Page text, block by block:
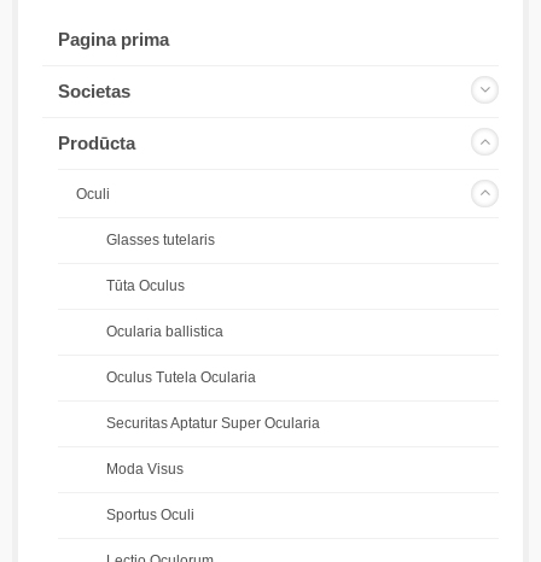
Pagina prima
Societas
Prodūcta
Oculi
Glasses tutelaris
Tūta Oculus
Ocularia ballistica
Oculus Tutela Ocularia
Securitas Aptatur Super Ocularia
Moda Visus
Sportus Oculi